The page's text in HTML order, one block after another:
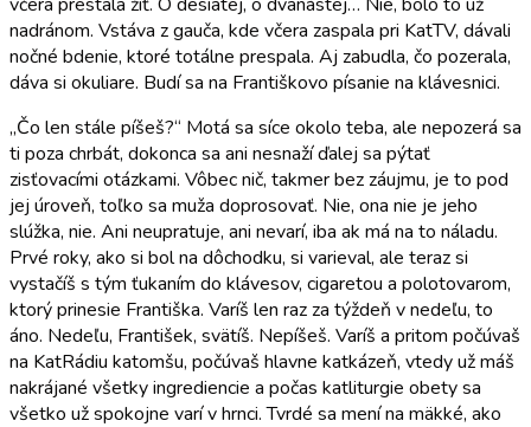
nadránom. Vstáva z gauča, kde včera zaspala pri KatTV, dávali
nočné bdenie, ktoré totálne prespala. Aj zabudla, čo pozerala,
dáva si okuliare. Budí sa na Františkovo písanie na klávesnici.
„Čo len stále píšeš?“ Motá sa síce okolo teba, ale nepozerá sa
ti poza chrbát, dokonca sa ani nesnaží ďalej sa pýtať
zisťovacími otázkami. Vôbec nič, takmer bez záujmu, je to pod
jej úroveň, toľko sa muža doprosovať. Nie, ona nie je jeho
slúžka, nie. Ani neupratuje, ani nevarí, iba ak má na to náladu.
Prvé roky, ako si bol na dôchodku, si varieval, ale teraz si
vystačíš s tým ťukaním do klávesov, cigaretou a polotovarom,
ktorý prinesie Františka. Varíš len raz za týždeň v nedeľu, to
áno. Nedeľu, František, svätíš. Nepíšeš. Varíš a pritom počúvaš
na KatRádiu katomšu, počúvaš hlavne katkázeň, vtedy už máš
nakrájané všetky ingrediencie a počas katliturgie obety sa
všetko už spokojne varí v hrnci. Tvrdé sa mení na mäkké, ako